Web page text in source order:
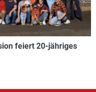
feiert 20-jähriges